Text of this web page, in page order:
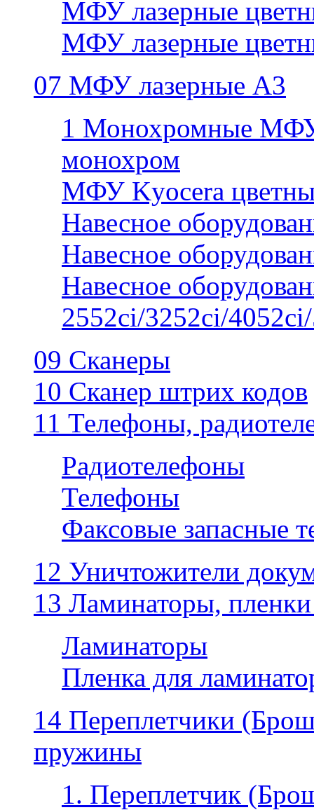
МФУ лазерные
МФУ лазерные
07 МФУ лазерные А3
1 Монохромные
монохром
МФУ Kyocera
Навесное
Навесное
Навесное
2552ci/3252ci/
09 Сканеры
10 Сканер штрих кодов
11 Телефоны,
Радиотелефоны
Телефоны
Факсовые запасные
12 Уничтожители
13 Ламинаторы,
Ламинаторы
Пленка для
14 Переплетчики
пружины
1. Переплетчик